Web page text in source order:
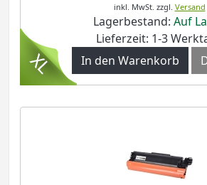
inkl. MwSt. zzgl. Versand
Lagerbestand: Auf
Lieferzeit: 1-3
In den Warenkorb